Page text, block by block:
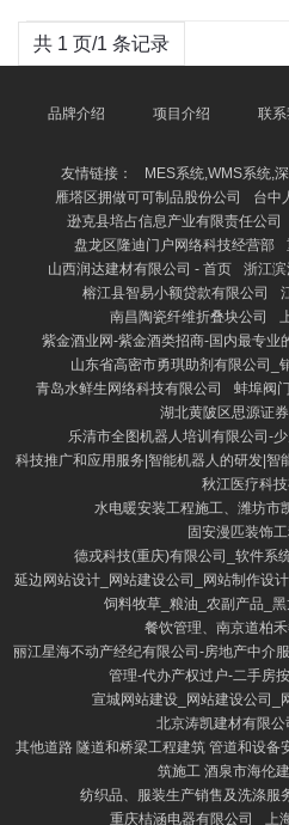
共 1 页/1 条记录
品牌介绍 项目介绍 联系
友情链接：
MES系统,WMS系统,
雁塔区拥做可可制品股份公司
台中
逊克县培占信息产业有限责任公司
盘龙区隆迪门户网络科技经营部
山西润达建材有限公司 - 首页
浙江
榕江县智易小额贷款有限公司
南昌陶瓷纤维折叠块公司
紫金酒业网-紫金酒类招商-国内最专业
山东省高密市勇琪助剂有限公司_
青岛水鲜生网络科技有限公司
蚌埠阀
湖北黄陂区思源证
乐清市全图机器人培训有限公司-
科技推广和应用服务|智能机器人的研发|
秋江医疗科
水电暖安装工程施工、潍坊市
固安漫匹装饰
德戎科技(重庆)有限公司_软件系
延边网站设计_网站建设公司_网站制作设
饲料牧草_粮油_农副产品_
餐饮管理、南京道柏
丽江星海不动产经纪有限公司-房地产中介
管理-代办产权过户-二手房
宣城网站建设_网站建设公司_
北京涛凯建材有限
其他道路 隧道和桥梁工程建筑 管道和设备
筑施工 酒泉市海伦
纺织品、服装生产销售及洗涤服
重庆桔涵电器有限公司
上